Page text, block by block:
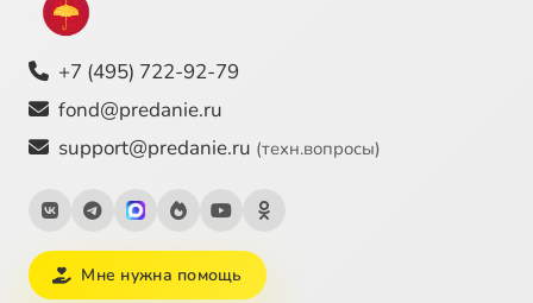
+7 (495) 722-92-79
fond@predanie.ru
support@predanie.ru (техн.вопросы)
Мне нужна помощь